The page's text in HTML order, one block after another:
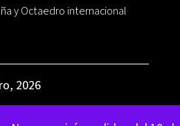
y Octaedro internacional
2026